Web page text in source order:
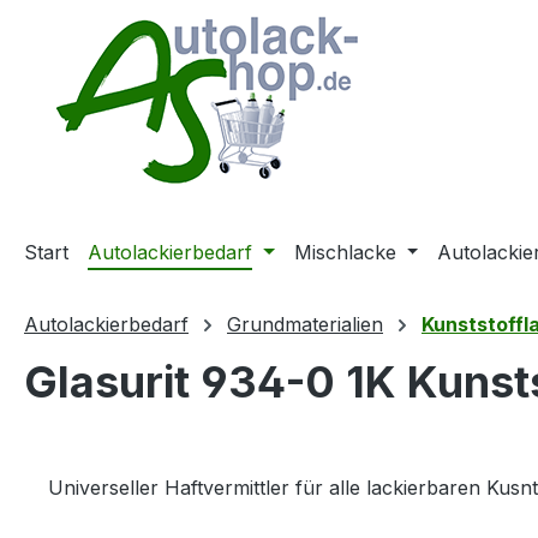
Hauptinhalt springen
Zur Suche springen
Zur Hauptnavigation springen
Start Autolackierbedarf Mischlacke
Autolackierbedarf Grundmaterialien
Glasurit 934-0 1K
Universeller Haftvermittler für alle lackierbaren